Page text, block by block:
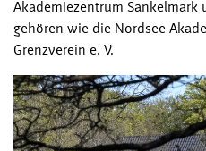
Akademiezentrum Sankelmark
gehören wie die Nordsee
Grenzverein e. V.